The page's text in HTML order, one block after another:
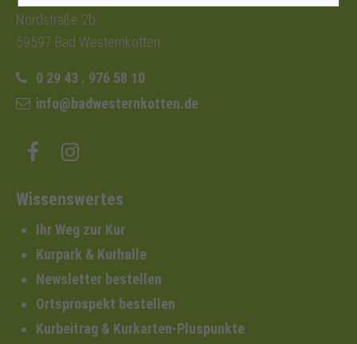
Nordstraße 2b
59597 Bad Westernkotten
0 29 43 . 976 58 10
info@badwesternkotten.de
Wissenswertes
Ihr Weg zur Kur
Kurpark & Kurhalle
Newsletter bestellen
Ortsprospekt bestellen
Kurbeitrag & Kurkarten-Pluspunkte